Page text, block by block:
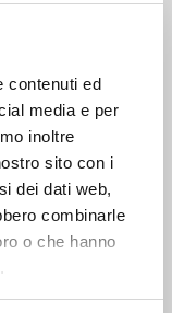
contenuti ed
media e per
inoltre
sito con i
dei dati web,
combinarle
o che hanno